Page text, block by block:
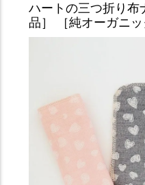
ハートの三つ折り布
品］ ［純オーガニッ